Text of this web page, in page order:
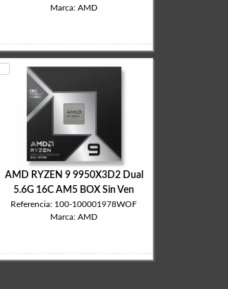
Marca: AMD
AMD RYZEN 9 9950X3D2 Dual
5.6G 16C AM5 BOX Sin Ven
Referencia: 100-100001978WOF
Marca: AMD